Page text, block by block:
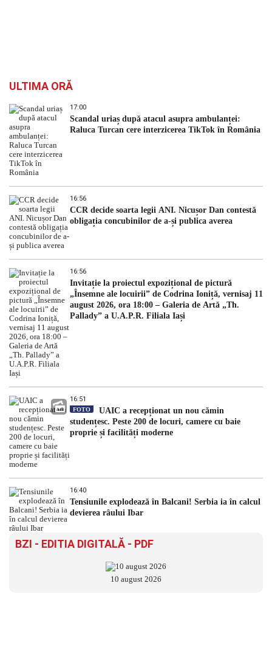
ULTIMA ORĂ
17:00
Scandal uriaș după atacul asupra ambulanței:
Raluca Turcan cere interzicerea TikTok în România
16:56
CCR decide soarta legii ANI. Nicușor Dan contestă
obligația concubinilor de a-și publica averea
16:56
Invitație la proiectul expozițional de pictură
„Însemne ale locuirii” de Codrina Ioniță, vernisaj 11
august 2026, ora 18:00 – Galeria de Artă „Th.
Pallady” a U.A.P.R. Filiala Iași
16:51
FOTO
UAIC a recepționat un nou cămin
studențesc. Peste 200 de locuri, camere cu baie
proprie și facilități moderne
16:40
Tensiunile explodează în Balcani! Serbia ia în calcul
devierea râului Ibar
BZI - EDITIA DIGITALĂ - PDF
10 august 2026